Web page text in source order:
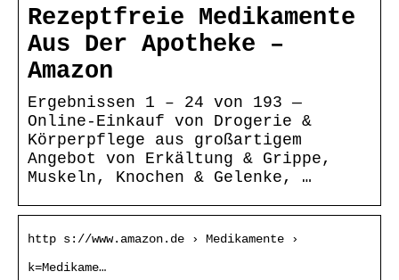
Rezeptfreie Medikamente
Aus Der Apotheke –
Amazon
Ergebnissen 1 – 24 von 193 —
Online-Einkauf von Drogerie &
Körperpflege aus großartigem
Angebot von Erkältung & Grippe,
Muskeln, Knochen & Gelenke, …
http s://www.amazon.de › Medikamente ›
k=Medikame…